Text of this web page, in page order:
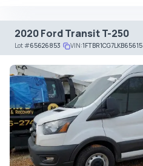
2020 Ford Transit T-250
Lot#65626853 VIN:1FTBR1CG7LKB65615